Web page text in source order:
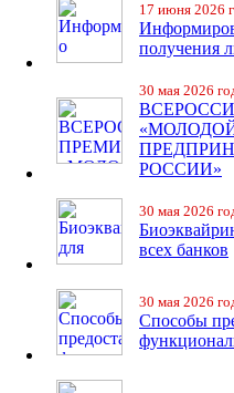
17 июня 2026
получения
30 мая 2026
РОССИИ»
30 мая 2026
всех банков
30 мая 2026
Способы